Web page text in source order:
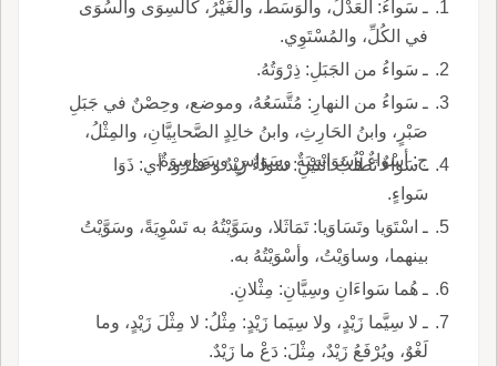
ـ سَواءُ: العَدْلُ، والوَسَطُ، والغَيْرُ، كالسِوَى والسُوَى
في الكُلِّ، والمُسْتَوِي.
ـ سَواءُ من الجَبَلِ: ذِرْوَتُهُ.
ـ سَواءُ من النهارِ: مُتَّسَعُهُ، وموضع، وحِصْنٌ في جَبَلِ
صَبْرٍ، وابنُ الحَارِثِ، وابنُ خالِدٍ الصَّحابِيَّانِ، والمِثْلُ،
ج: أسْواءٌ وسَوَاسِيَةٌ وسَوَاسٍ وسَواسِوَةٌ.
ـ سَواءٌ تَطْلُبُ اثْنَيْنِ: سَواءٌ زَيْدٌ وعَمْرٌو، أي: ذَوَا
سَواءٍ.
ـ اسْتَوَيا وتَسَاوَيا: تَمَاثَلا، وسَوَّيْتُهُ به تَسْوِيَةً، وسَوَّيْتُ
بينهما، وساوَيْتُ، وأسْوَيْتُهُ به.
ـ هُما سَواءَانِ وسِيَّانِ: مِثْلانِ.
ـ لا سِيَّما زَيْدٍ، ولا سِيَما زَيْدٍ: مِثْلُ: لا مِثْلَ زَيْدٍ، وما
لَغْوٌ، ويُرْفَعُ زَيْدٌ، مِثْلَ: دَعْ ما زَيْدٌ.